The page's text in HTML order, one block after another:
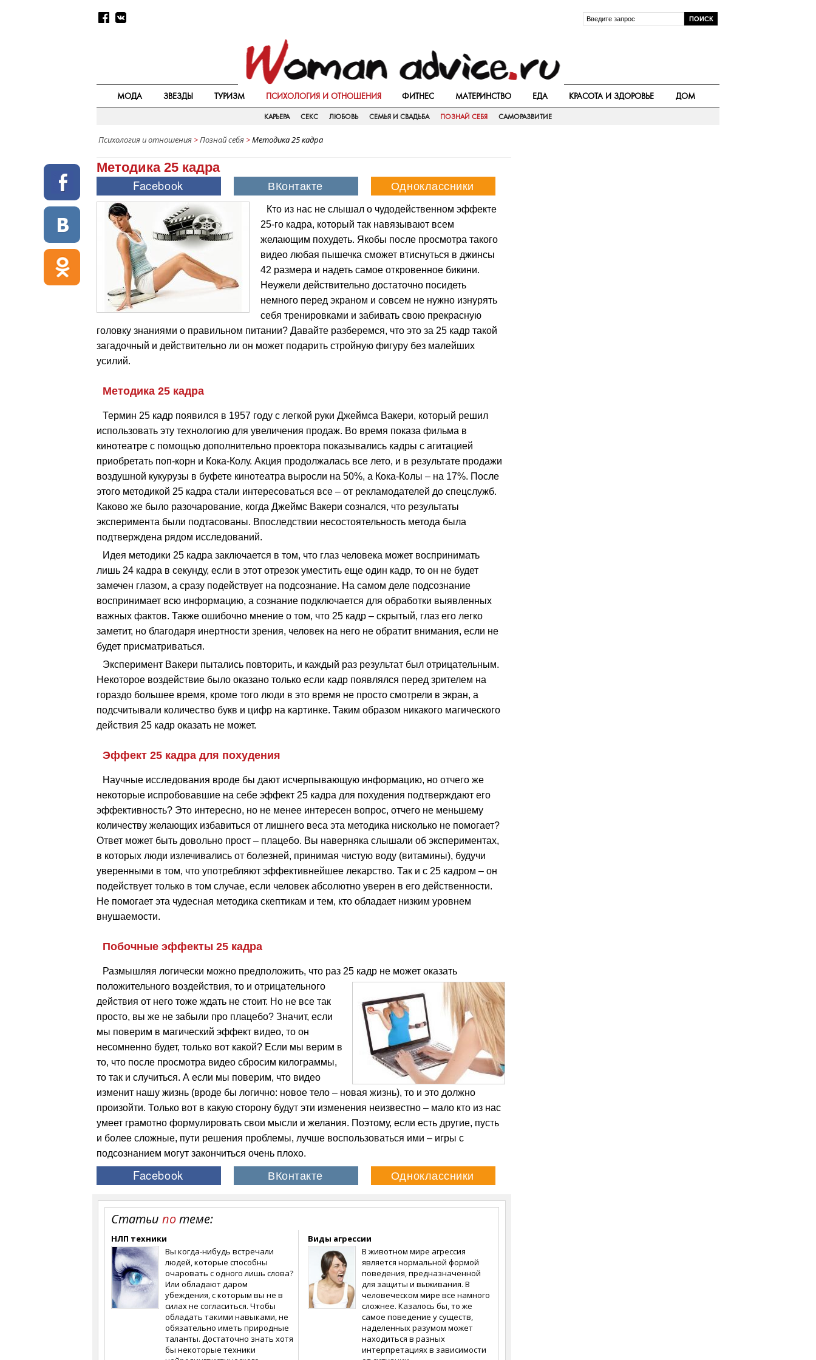
МОДА ЗВЕЗДЫ ТУРИЗМ ПСИХОЛОГИЯ И ОТНОШЕНИЯ ФИТНЕС МАТЕРИНСТВО ЕДА КРАСОТА И ЗДОРОВЬЕ ДОМ
КАРЬЕРА СЕКС ЛЮБОВЬ СЕМЬЯ И СВАДЬБА ПОЗНАЙ СЕБЯ САМОРАЗВИТИЕ
Психология и отношения >Познай себя >Методика 25 кадра
Методика 25 кадра
Кто из нас не слышал о чудодейственном эффекте
25-го кадра, который так навязывают всем
желающим похудеть. Якобы после просмотра такого
видео любая пышечка сможет втиснуться в джинсы
42 размера и надеть самое откровенное бикини.
Неужели действительно достаточно посидеть
немного перед экраном и совсем не нужно изнурять
себя тренировками и забивать свою прекрасную
головку знаниями о правильном питании? Давайте разберемся, что это за 25 кадр такой
загадочный и действительно ли он может подарить стройную фигуру без малейших
усилий.
Методика 25 кадра
Термин 25 кадр появился в 1957 году с легкой руки Джеймса Вакери, который решил
использовать эту технологию для увеличения продаж. Во время показа фильма в
кинотеатре с помощью дополнительно проектора показывались кадры с агитацией
приобретать поп-корн и Кока-Колу. Акция продолжалась все лето, и в результате продажи
воздушной кукурузы в буфете кинотеатра выросли на 50%, а Кока-Колы – на 17%. После
этого методикой 25 кадра стали интересоваться все – от рекламодателей до спецслужб.
Каково же было разочарование, когда Джеймс Вакери сознался, что результаты
эксперимента были подтасованы. Впоследствии несостоятельность метода была
подтверждена рядом исследований.
Идея методики 25 кадра заключается в том, что глаз человека может воспринимать
лишь 24 кадра в секунду, если в этот отрезок уместить еще один кадр, то он не будет
замечен глазом, а сразу подействует на подсознание. На самом деле подсознание
воспринимает всю информацию, а сознание подключается для обработки выявленных
важных фактов. Также ошибочно мнение о том, что 25 кадр – скрытый, глаз его легко
заметит, но благодаря инертности зрения, человек на него не обратит внимания, если не
будет присматриваться.
Эксперимент Вакери пытались повторить, и каждый раз результат был отрицательным.
Некоторое воздействие было оказано только если кадр появлялся перед зрителем на
гораздо большее время, кроме того люди в это время не просто смотрели в экран, а
подсчитывали количество букв и цифр на картинке. Таким образом никакого магического
действия 25 кадр оказать не может.
Эффект 25 кадра для похудения
Научные исследования вроде бы дают исчерпывающую информацию, но отчего же
некоторые испробовавшие на себе эффект 25 кадра для похудения подтверждают его
эффективность? Это интересно, но не менее интересен вопрос, отчего не меньшему
количеству желающих избавиться от лишнего веса эта методика нисколько не помогает?
Ответ может быть довольно прост – плацебо. Вы наверняка слышали об экспериментах,
в которых люди излечивались от болезней, принимая чистую воду (витамины), будучи
уверенными в том, что употребляют эффективнейшее лекарство. Так и с 25 кадром – он
подействует только в том случае, если человек абсолютно уверен в его действенности.
Не помогает эта чудесная методика скептикам и тем, кто обладает низким уровнем
внушаемости.
Побочные эффекты 25 кадра
Размышляя логически можно предположить, что раз 25 кадр не может оказать
положительного воздействия, то и отрицательного
действия от него тоже ждать не стоит. Но не все так
просто, вы же не забыли про плацебо? Значит, если
мы поверим в магический эффект видео, то он
несомненно будет, только вот какой? Если мы верим в
то, что после просмотра видео сбросим килограммы,
то так и случиться. А если мы поверим, что видео
изменит нашу жизнь (вроде бы логично: новое тело – новая жизнь), то и это должно
произойти. Только вот в какую сторону будут эти изменения неизвестно – мало кто из нас
умеет грамотно формулировать свои мысли и желания. Поэтому, если есть другие, пусть
и более сложные, пути решения проблемы, лучше воспользоваться ими – игры с
подсознанием могут закончиться очень плохо.
Статьи потеме:
НЛП техники
Вы когда-нибудь встречали
людей, которые способны
очаровать с одного лишь слова?
Или обладают даром
убеждения, с которым вы не в
силах не согласиться. Чтобы
обладать такими навыками, не
обязательно иметь природные
таланты. Достаточно знать хотя
бы некоторые техники
Виды агрессии
В животном мире агрессия
является нормальной формой
поведения, предназначенной
для защиты и выживания. В
человеческом мире все намного
сложнее. Казалось бы, то же
самое поведение у существ,
наделенных разумом может
находиться в разных
интерпретациях в зависимости